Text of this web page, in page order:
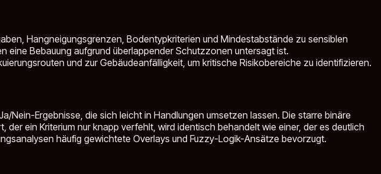
Hangneigungsgrenzen, Bodentypkriterien und Mindestabstände zu sensiblen
Bebauung aufgrund überlappender Schutzzonen untersagt ist.
und zur Gebäudeanfälligkeit, um kritische Risikobereiche zu identifizieren.
Ergebnisse, die sich leicht in Handlungen umsetzen lassen. Die starre binäre
ein Kriterium nur knapp verfehlt, wird identisch behandelt wie einer, der es deutlich
häufig gewichtete Overlays und Fuzzy-Logik-Ansätze bevorzugt.